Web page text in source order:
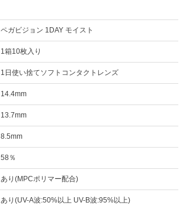
ペガビジョン 1DAY モイスト
1箱10枚入り
1日使い捨てソフトコンタクトレンズ
14.4mm
13.7mm
8.5mm
58％
あり(MPCポリマー配合)
あり(UV-A波:50%以上 UV-B波:95%以上)